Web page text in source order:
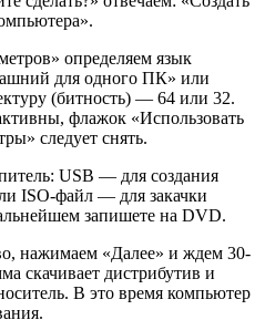
определяем язык
для одного ПК» или
(битность) — 64 или 32.
флажок «Использовать
следует снять.
USB — для создания
ISO-файл — для закачки
запишете на DVD.
нажимаем «Далее» и ждем 30-
скачивает дистрибутив и
В это время компьютер